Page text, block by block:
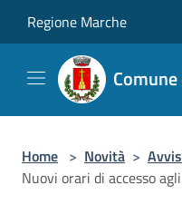
Regione Marche
Home > Novità >
Nuovi orari di accesso